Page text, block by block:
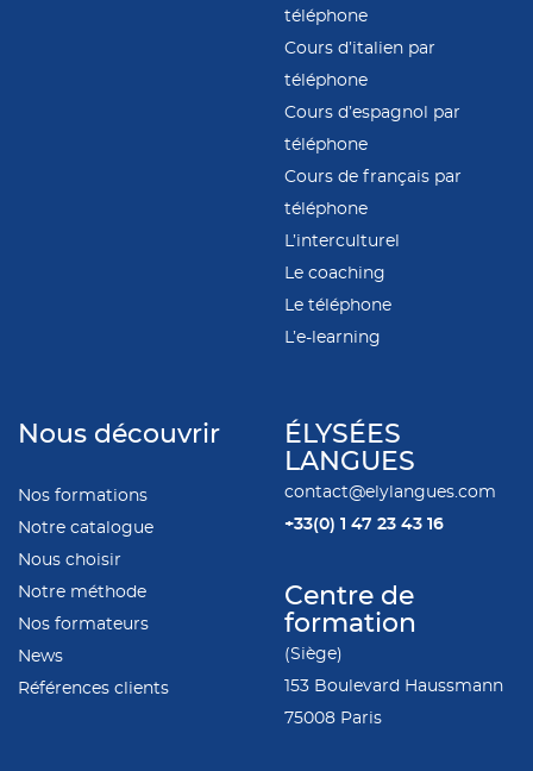
téléphone
Cours d’italien par
téléphone
Cours d’espagnol par
téléphone
Cours de français par
téléphone
L’interculturel
Le coaching
Le téléphone
L’e-learning
Nous découvrir
Nos formations
Notre catalogue
Nous choisir
Notre méthode
Nos formateurs
News
Références clients
ÉLYSÉES
LANGUES
contact@elylangues.com
+33(0) 1 47 23 43 16
Centre de
formation
(Siège)
153 Boulevard Haussmann
75008 Paris